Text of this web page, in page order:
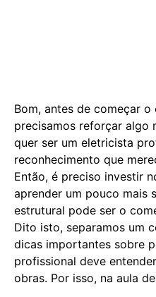
Bom, antes de começar
precisamos reforçar algo
quer ser um eletricista
reconhecimento que
Então, é preciso investir
aprender um pouco mais
estrutural pode ser o
Dito isto, separamos um
dicas importantes sobre
profissional deve
obras. Por isso, na aula